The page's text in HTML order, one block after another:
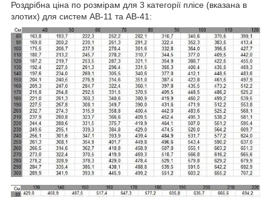
Роздрібна ціна по розмірам для 3 категорії плісе (вказана в
злотих) для систем AB-11 та AB-41: